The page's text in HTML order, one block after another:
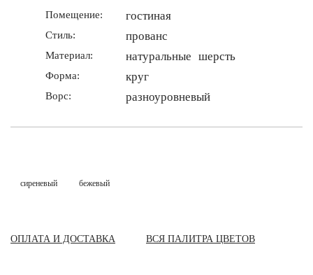
Помещение: гостиная
Стиль: прованс
Материал: натуральные шерсть
Форма: круг
Ворс: разноуровневый
сиреневый бежевый
ОПЛАТА И ДОСТАВКА ВСЯ ПАЛИТРА ЦВЕТОВ